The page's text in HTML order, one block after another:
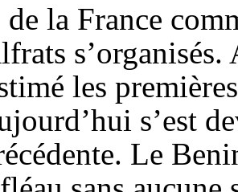
de la France
les
s’est
Le